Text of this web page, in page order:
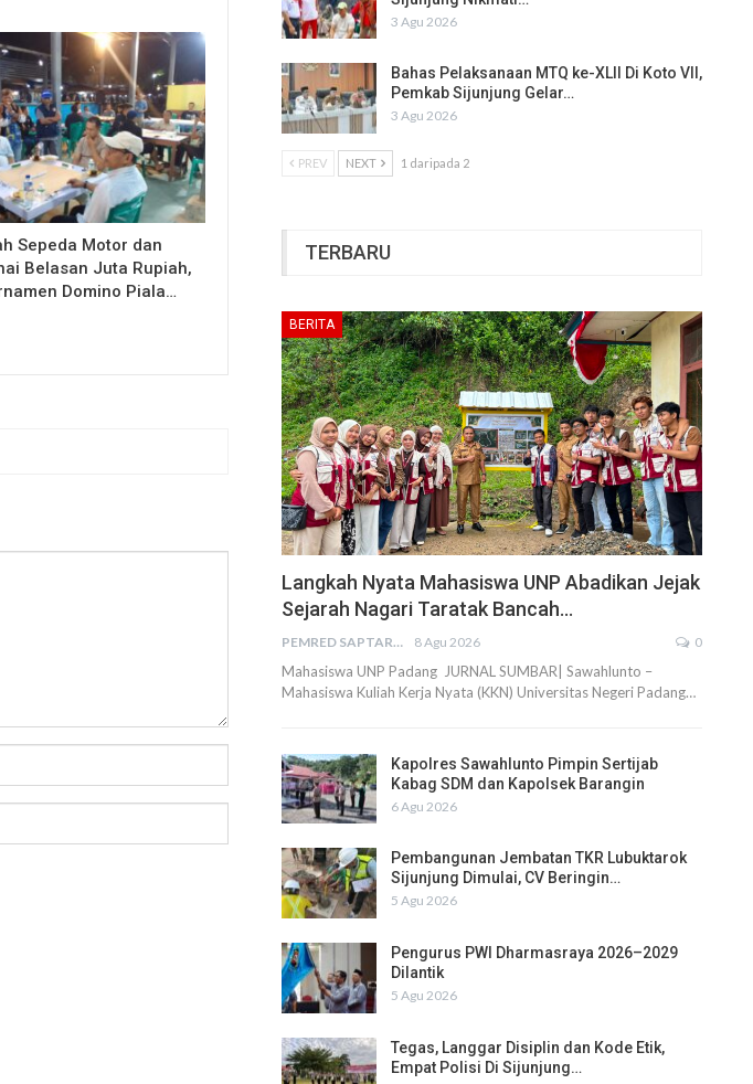
Sepeda Motor dan
Belasan Juta Rupiah,
Domino Piala…
3 Agu 2026
Bahas Pelaksanaan MTQ ke-XLII Di Koto VII,
Pemkab Sijunjung Gelar…
3 Agu 2026
PREV NEXT 1 daripada 2
TERBARU
BERITA
Langkah Nyata Mahasiswa UNP Abadikan Jejak
Sejarah Nagari Taratak Bancah…
PEMRED SAPTARIUS 8 Agu 2026 0
Mahasiswa UNP Padang JURNAL SUMBAR| Sawahlunto –
Mahasiswa Kuliah Kerja Nyata (KKN) Universitas Negeri Padang…
Kapolres Sawahlunto Pimpin Sertijab
Kabag SDM dan Kapolsek Barangin
6 Agu 2026
Pembangunan Jembatan TKR Lubuktarok
Sijunjung Dimulai, CV Beringin…
5 Agu 2026
Pengurus PWI Dharmasraya 2026–2029
Dilantik
5 Agu 2026
Tegas, Langgar Disiplin dan Kode Etik,
Empat Polisi Di Sijunjung…